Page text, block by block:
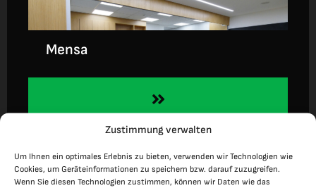
Zustimmung verwalten
Um Ihnen ein optimales Erlebnis zu bieten, verwenden wir Technologien wie
Cookies, um Geräteinformationen zu speichern bzw. darauf zuzugreifen.
Wenn Sie diesen Technologien zustimmen, können wir Daten wie das
Mensa